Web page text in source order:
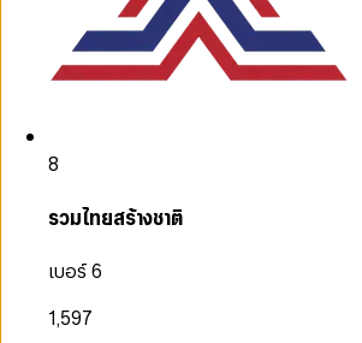
8
รวมไทยสร้างชาติ
เบอร์ 6
1,597